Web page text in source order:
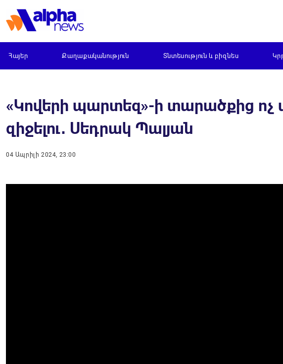
Հայեր Քաղաքականություն Տնտեսություն և բիզնես
«Կովերի պարտեզ»-ի տարածքից ոչ
զիջելու․ Սեդրակ Պալյան
04 Ապրիլի 2024, 23:00